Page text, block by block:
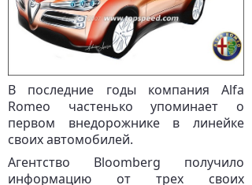
В последние годы компания Alfa
Romeo частенько упоминает о
первом внедорожнике в линейке
своих автомобилей.
Агентство Bloomberg получило
информацию от трех своих